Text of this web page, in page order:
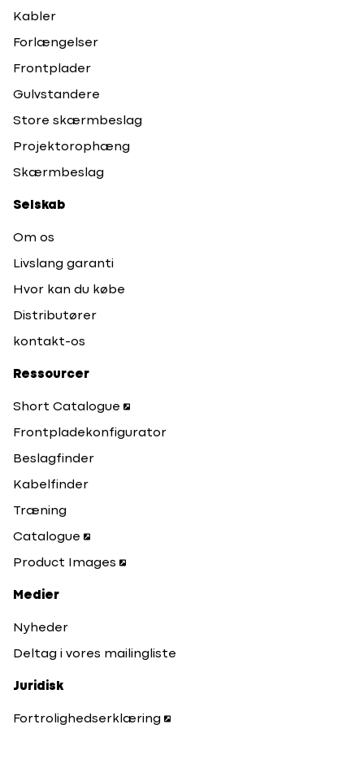
Kabler
Forlængelser
Frontplader
Gulvstandere
Store skærmbeslag
Projektorophæng
Skærmbeslag
Selskab
Om os
Livslang garanti
Hvor kan du købe
Distributører
kontakt-os
Ressourcer
Short Catalogue
Frontpladekonfigurator
Beslagfinder
Kabelfinder
Træning
Catalogue
Product Images
Medier
Nyheder
Deltag i vores mailingliste
Juridisk
Fortrolighedserklæring